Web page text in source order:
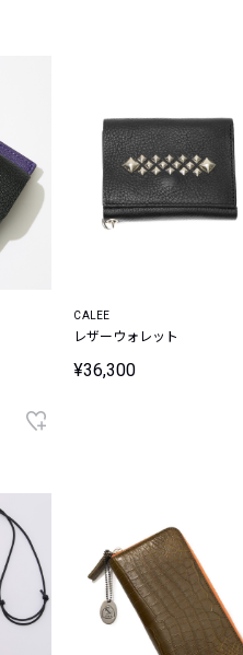
CALEE
レザーウォレット
¥36,300